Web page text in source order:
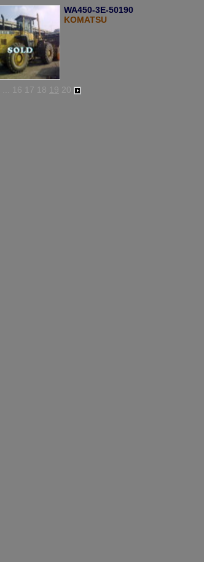
WA450-3E-50190
KOMATSU
16 17 18 19 20